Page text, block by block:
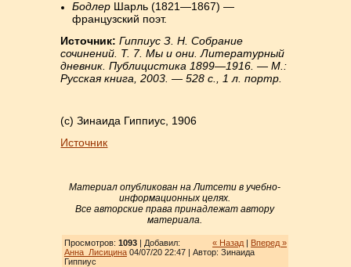
Бодлер Шарль (1821—1867) —
французский поэт.
Источник: Гиппиус З. Н. Собрание
сочинений. Т. 7. Мы и они. Литературный
дневник. Публицистика 1899—1916. — М.:
Русская книга, 2003. — 528 с., 1 л. портр.
(с) Зинаида Гиппиус, 1906
Источник
Материал опубликован на Литсети в учебно-
информационных целях.
Все авторские права принадлежат автору
материала.
« Назад | Вперед »
Просмотров: 1093| Добавил:
Анна_Лисицина04/07/20 22:47 | Автор: Зинаида
Гиппиус